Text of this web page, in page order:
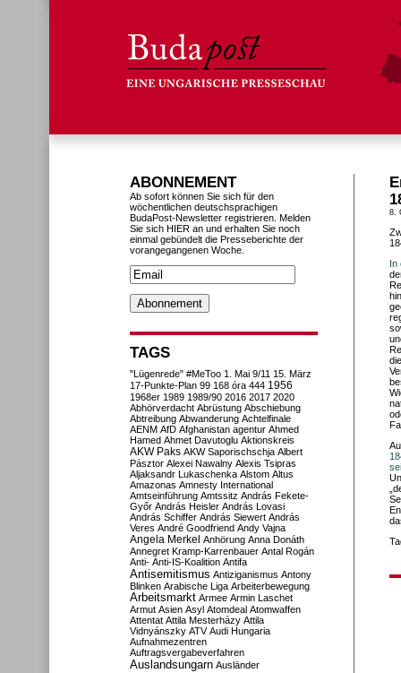
8.
In
ABONNEMENT
Ab sofort können Sie sich für den
wöchentlichen deutschsprachigen
BudaPost-Newsletter registrieren. Melden
Sie sich HIER an und erhalten Sie noch
einmal gebündelt die Presseberichte der
vorangegangenen Woche.
TAGS
"Lügenrede" #MeToo 1. Mai 9/11 15. März
17-Punkte-Plan 99 168 óra 444 1956
1968er 1989 1989/90 2016 2017 2020
Abhörverdacht Abrüstung Abschiebung
Abtreibung Abwanderung Achtelfinale
AENM AfD Afghanistan agentur Ahmed
Hamed Ahmet Davutoglu Aktionskreis
AKW Paks AKW Saporischschja Albert
Pásztor Alexei Nawalny Alexis Tsipras
Aljaksandr Lukaschenka Alstom Altus
Amazonas Amnesty International
Amtseinführung Amtssitz András Fekete-
Győr András Heisler András Lovasi
András Schiffer András Siewert András
Veres André Goodfriend Andy Vajna
Angela Merkel Anhörung Anna Donáth
Annegret Kramp-Karrenbauer Antal Rogán
Anti- Anti-IS-Koalition Antifa
Antisemitismus Antiziganismus Antony
Blinken Arabische Liga Arbeiterbewegung
Arbeitsmarkt Armee Armin Laschet
Armut Asien Asyl Atomdeal Atomwaffen
Attentat Attila Mesterházy Attila
Vidnyánszky ATV Audi Hungaria
Aufnahmezentren
Auftragsvergabeverfahren
Auslandsungarn Ausländer